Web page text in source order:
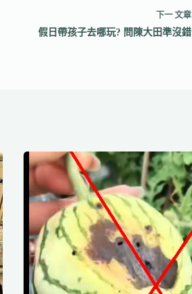
下一 文章
假日帶孩子去哪玩? 問陳大田準沒錯